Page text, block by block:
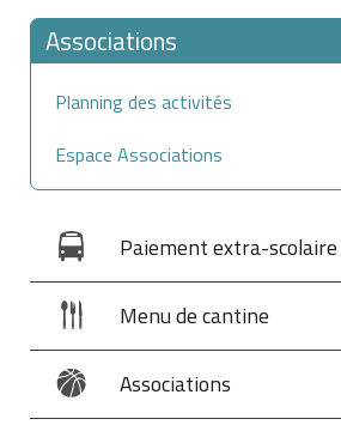
Associations
Planning des activités
Espace Associations
Paiement extra-scolaire
Menu de cantine
Associations